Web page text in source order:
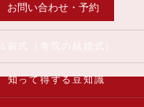
お問い合わせ・予約
知って得する豆知識